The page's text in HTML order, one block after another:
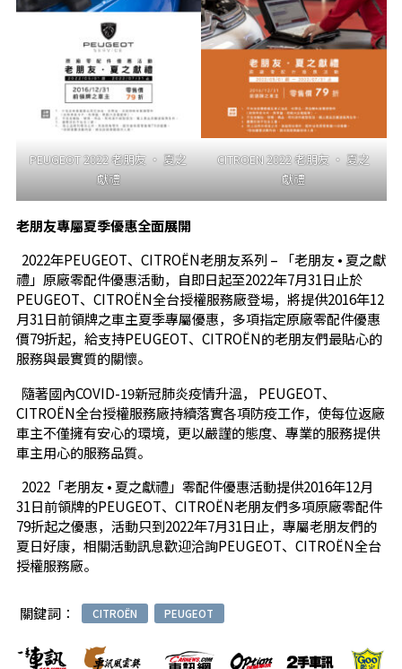
PEUGEOT 2022 老朋友 ‧ 夏之
獻禮
CITROEN 2022 老朋友 ‧ 夏之
獻禮
老朋友專屬夏季優惠全面展開
2022年PEUGEOT、CITROËN老朋友系列 – 「老朋友 • 夏之獻
禮」原廠零配件優惠活動，自即日起至2022年7月31日止於
PEUGEOT、CITROËN全台授權服務廠登場，將提供2016年12
月31日前領牌之車主夏季專屬優惠，多項指定原廠零配件優惠
價79折起，給支持PEUGEOT、CITROËN的老朋友們最貼心的
服務與最實質的關懷。
隨著國內COVID-19新冠肺炎疫情升溫， PEUGEOT、
CITROËN全台授權服務廠持續落實各項防疫工作，使每位返廠
車主不僅擁有安心的環境，更以嚴謹的態度、專業的服務提供
車主用心的服務品質。
2022「老朋友 • 夏之獻禮」零配件優惠活動提供2016年12月
31日前領牌的PEUGEOT、CITROËN老朋友們多項原廠零配件
79折起之優惠，活動只到2022年7月31日止，專屬老朋友們的
夏日好康，相關活動訊息歡迎洽詢PEUGEOT、CITROËN全台
授權服務廠。
關鍵詞： CITROËN PEUGEOT